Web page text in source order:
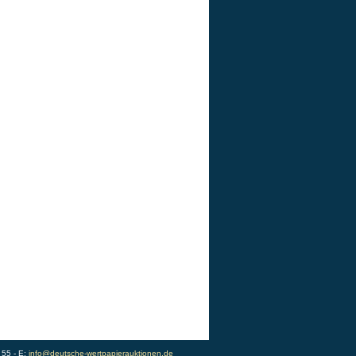
- E: info@deutsche-wertpapierauktionen.de